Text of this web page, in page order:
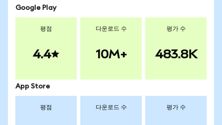
Google Play
평점
4.4
다운로드 수
10M+
평가 수
483.8K
App Store
평점 다운로드 수 평가 수